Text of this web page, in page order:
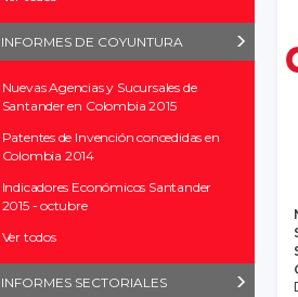
INFORMES DE COYUNTURA
Nuevas Agencias y Sucursales de
Santander en Colombia 2015
Patentes de Invención concedidas en
Colombia 2014
Indicadores Económicos Santander
2015 - octubre
Ver todos
INFORMES SECTORIALES